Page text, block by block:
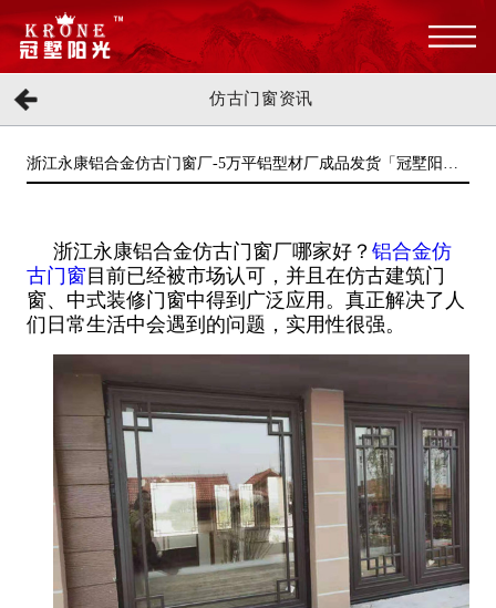
仿古门窗资讯
浙江永康铝合金仿古门窗厂-5万平铝型材厂成品发货「冠墅阳
浙江永康铝合金仿古门窗厂哪家好？ 铝合金仿
古门窗 目前已经被市场认可，并且在仿古建筑门
窗、中式装修门窗中得到广泛应用。真正解决了人
们日常生活中会遇到的问题，实用性很强。